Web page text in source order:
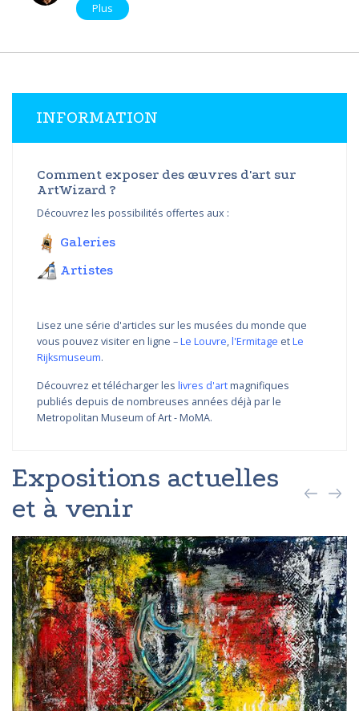
Plus
INFORMATION
Comment exposer des œuvres d'art sur
ArtWizard ?
Découvrez les possibilités offertes aux :
Galeries
Artistes
Lisez une série d'articles sur les musées du monde que
vous pouvez visiter en ligne –Le Louvre,l'Ermitage etLe
Rijksmuseum.
Découvrez et télécharger les livres d'artmagnifiques
publiés depuis de nombreuses années déjà par le
Metropolitan Museum of Art - MoMA.
Expositions actuelles
et à venir